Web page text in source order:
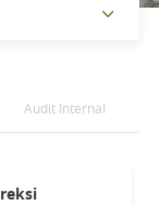
Audit Internal